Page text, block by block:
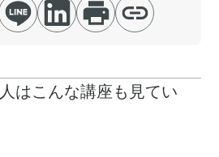
はこんな講座も見てい